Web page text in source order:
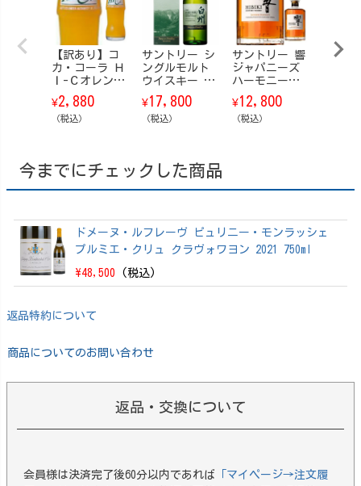
【訳あり】コ
カ・コーラ Ｈ
Ｉ-Ｃオレンジ
瓶 200ml 24
本/ケース
¥2,880
（税込）
サントリー シ
ングルモルト
ウイスキー 白
州 Story of t
he Distillery
（ストーリ
25 EDITION 70
¥17,800
（税込）
サントリー 響
ジャパニーズ
ハーモニー
【箱なし】 70
0ml
¥12,800
（税込）
コカ・
今までにチェックした商品
ドメーヌ・ルフレーヴ ピュリニー・モンラッシェ
プルミエ・クリュ クラヴォワヨン 2021 750ml
\48,500 (税込)
返品特約について
商品についてのお問い合わせ
返品・交換について
会員様は決済完了後60分以内であれば 「マイページ→注文履